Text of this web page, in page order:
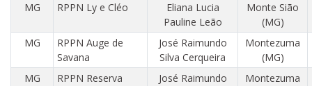
MG RPPN Ly e Cléo
Eliana Lucia
Pauline Leão
Monte Sião
(MG)
MG
RPPN Auge de
Savana
José Raimundo
Silva Cerqueira
Montezuma
(MG)
MG
RPPN Reserva
José Raimundo
Montezuma